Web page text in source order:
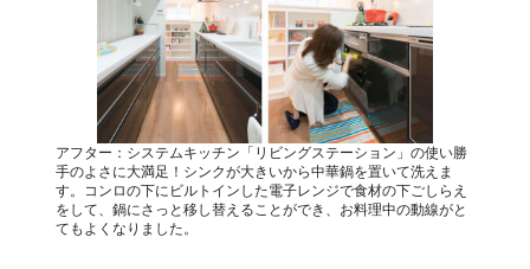
アフター：システムキッチン「リビングステーション」の使い勝
手のよさに大満足！シンクが大きいから中華鍋を置いて洗えま
す。コンロの下にビルトインした電子レンジで食材の下ごしらえ
をして、鍋にさっと移し替えることができ、お料理中の動線がと
てもよくなりました。